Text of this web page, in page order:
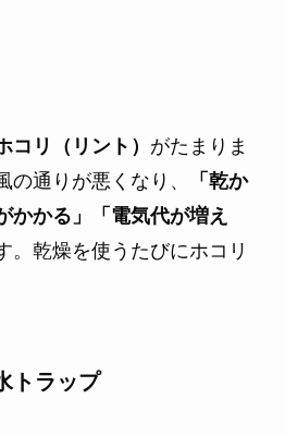
コリ（リント） がたまりま
通りが悪くなり、
「乾か
かかる」「電気代が増え
。乾燥を使うたびにホコリ
トラップ